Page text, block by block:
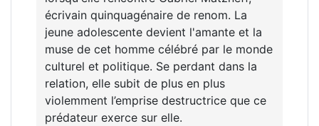
écrivain quinquagénaire de renom. La
jeune adolescente devient l'amante et la
muse de cet homme célébré par le monde
culturel et politique. Se perdant dans la
relation, elle subit de plus en plus
violemment l’emprise destructrice que ce
prédateur exerce sur elle.